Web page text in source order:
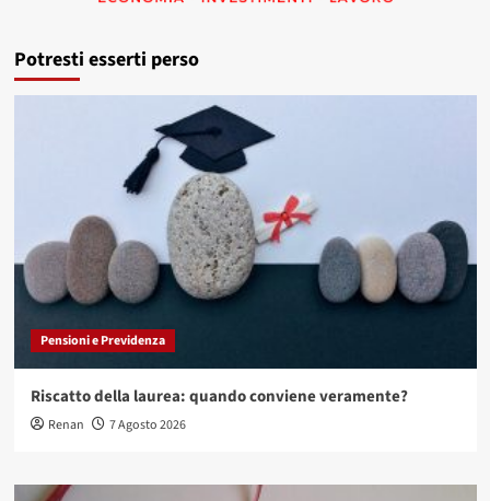
Potresti esserti perso
Pensioni e Previdenza
Riscatto della laurea: quando conviene veramente?
Renan 7 Agosto 2026